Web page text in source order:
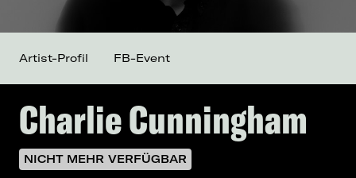
Charlie Cunningham
NICHT MEHR VERFÜGBAR
Artist-Profil FB-Event